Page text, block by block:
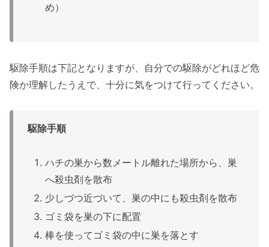
め）
駆除手順は下記となりますが、自分での駆除がどれほど危
険か理解したうえで、十分に気をつけて行ってください。
駆除手順
ハチの巣から数メートル離れた場所から、巣
へ殺虫剤を散布
少しづつ近づいて、巣の中にも殺虫剤を散布
ゴミ袋を巣の下に配置
棒を使ってゴミ袋の中に巣を落とす